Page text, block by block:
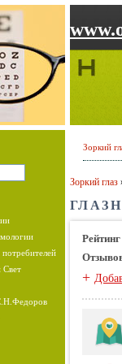
Свет
Зоркий
Зоркий глаз
Рейтинг
+